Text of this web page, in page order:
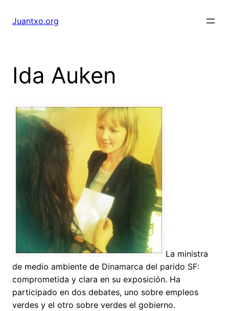
Juantxo.org
Ida Auken
La ministra
de medio ambiente de Dinamarca del parido SF:
comprometida y clara en su exposición. Ha
participado en dos debates, uno sobre empleos
verdes y el otro sobre verdes el gobierno.